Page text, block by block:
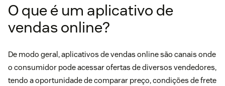
O que é um aplicativo de
vendas online?
De modo geral, aplicativos de vendas online são canais onde
o consumidor pode acessar ofertas de diversos vendedores,
tendo a oportunidade de comparar preço, condições de frete